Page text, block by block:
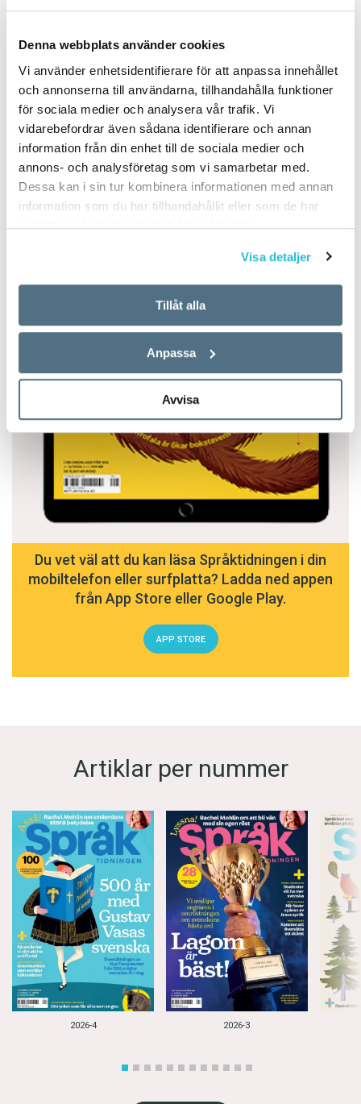
Denna webbplats använder cookies
Vi använder enhetsidentifierare för att anpassa innehållet
och annonserna till användarna, tillhandahålla funktioner
för sociala medier och analysera vår trafik. Vi
vidarebefordrar även sådana identifierare och annan
information från din enhet till de sociala medier och
annons- och analysföretag som vi samarbetar med.
Dessa kan i sin tur kombinera informationen med annan
information som du har tillhandahållit eller som de har
samlat in när du har använt deras tjänster.
Visa detaljer
Tillåt alla
Anpassa
Avvisa
PUBLICERAD 2025-09-06
Du vet väl att du kan läsa Språktidningen i din
mobiltelefon eller surfplatta? Ladda ned appen
från App Store eller Google Play.
APP STORE
Artiklar per nummer
2026-4 2026-3